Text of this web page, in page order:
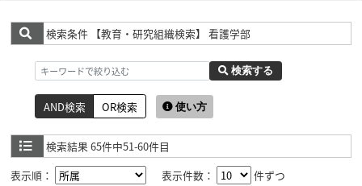
検索条件 【教育・研究組織検索】 看護学部
検索する
AND検索 OR検索 使い方
検索結果 65件中51-60件目
表示順：
表示件数： 件ずつ